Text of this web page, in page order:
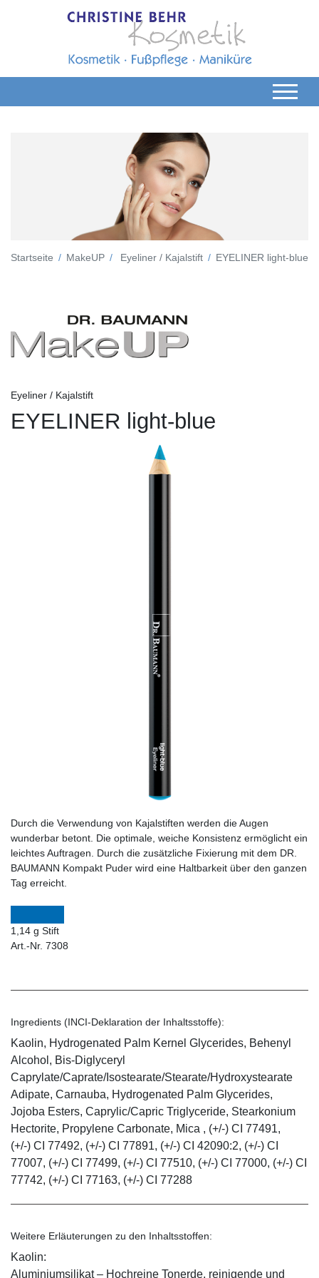
Startseite MakeUP Eyeliner / Kajalstift EYELINER light-blue
Eyeliner / Kajalstift
EYELINER light-blue
Durch die Verwendung von Kajalstiften werden die Augen
wunderbar betont. Die optimale, weiche Konsistenz ermöglicht ein
leichtes Auftragen. Durch die zusätzliche Fixierung mit dem DR.
BAUMANN Kompakt Puder wird eine Haltbarkeit über den ganzen
Tag erreicht.
1,14 g Stift
Art.-Nr. 7308
Ingredients (INCI-Deklaration der Inhaltsstoffe):
Kaolin, Hydrogenated Palm Kernel Glycerides, Behenyl
Alcohol, Bis-Diglyceryl
Caprylate/Caprate/Isostearate/Stearate/Hydroxystearate
Adipate, Carnauba, Hydrogenated Palm Glycerides,
Jojoba Esters, Caprylic/Capric Triglyceride, Stearkonium
Hectorite, Propylene Carbonate, Mica , (+/-) CI 77491,
(+/-) CI 77492, (+/-) CI 77891, (+/-) CI 42090:2, (+/-) CI
77007, (+/-) CI 77499, (+/-) CI 77510, (+/-) CI 77000, (+/-) CI
77742, (+/-) CI 77163, (+/-) CI 77288
Weitere Erläuterungen zu den Inhaltsstoffen:
Kaolin:
Aluminiumsilikat – Hochreine Tonerde, reinigende und